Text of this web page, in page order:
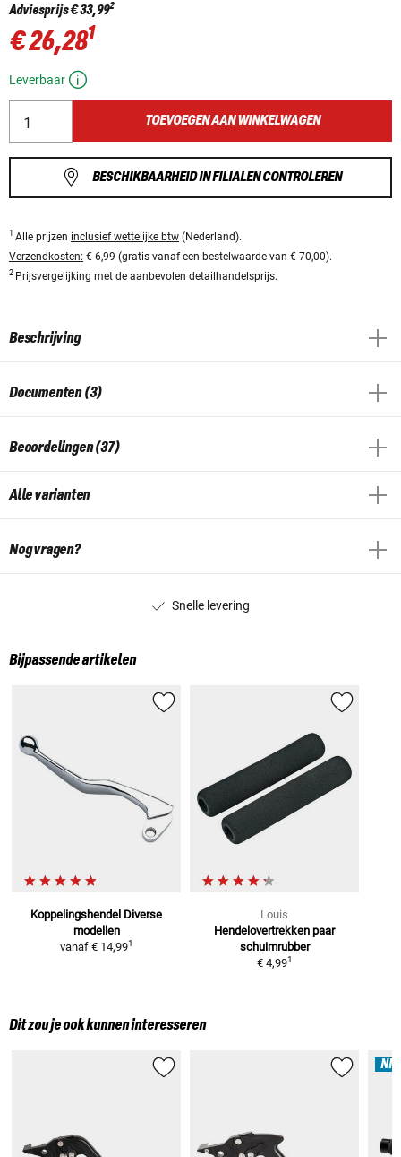
Adviesprijs€ 33,992
€ 26,281
Leverbaar
TOEVOEGEN AAN WINKELWAGEN
BESCHIKBAARHEID IN FILIALEN CONTROLEREN
1 Alle prijzen inclusief wettelijke btw (Nederland).
Verzendkosten: € 6,99 (gratis vanaf een bestelwaarde van € 70,00).
2 Prijsvergelijking met de aanbevolen detailhandelsprijs.
Beschrijving
Documenten (3)
Beoordelingen (37)
Alle varianten
Nog vragen?
Snelle levering
Bijpassende artikelen
Koppelingshendel Diverse
modellen
vanaf € 14,991
Louis
Hendelovertrekken paar
schuimrubber
€ 4,991
Dit zou je ook kunnen interesseren